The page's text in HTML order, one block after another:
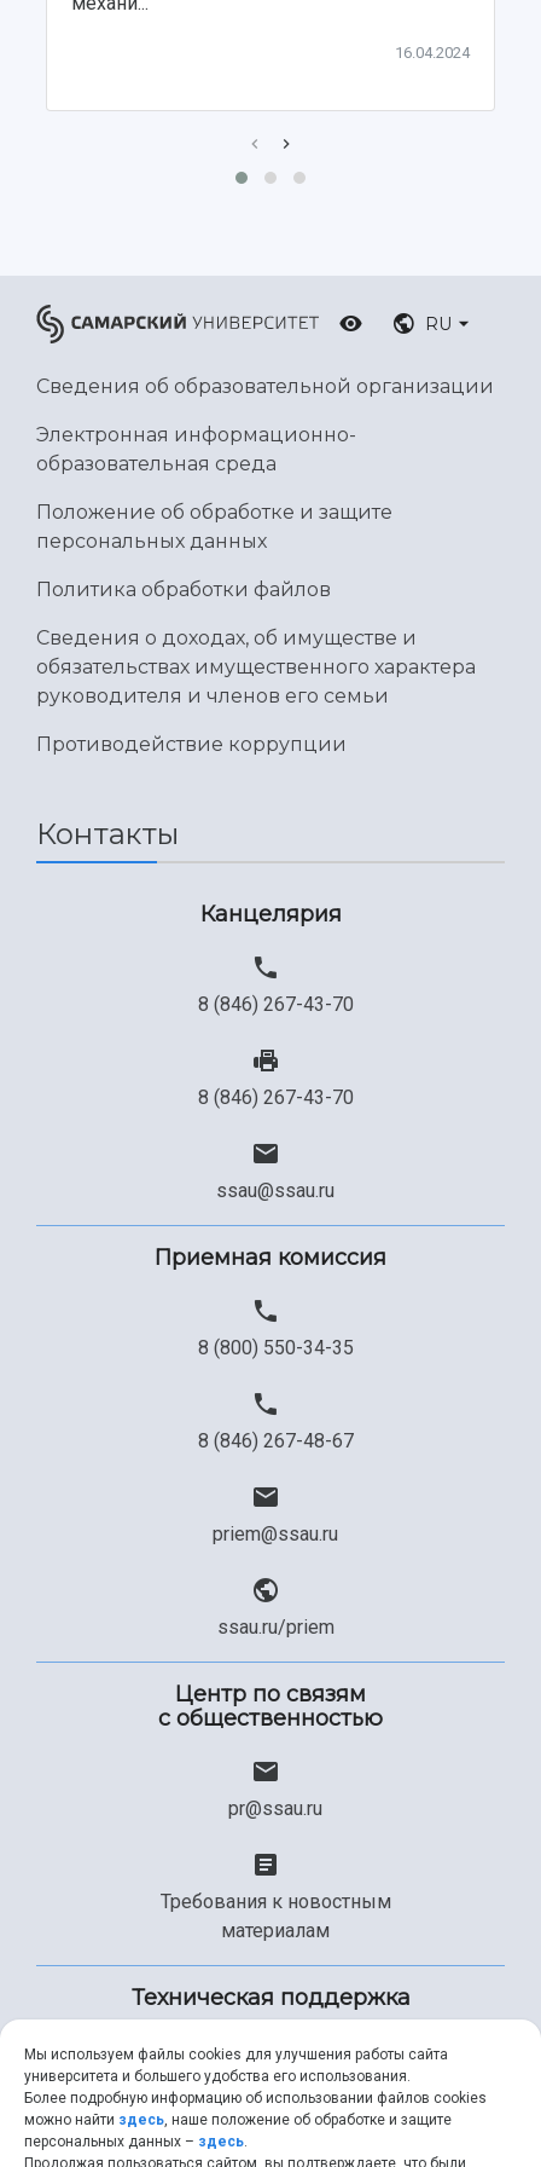
Официальные документы
16.04.2024
RU
Сведения об образовательной организации
Электронная информационно-
образовательная среда
Положение об обработке и защите
персональных данных
Политика обработки файлов
Сведения о доходах, об имуществе и
обязательствах имущественного характера
руководителя и членов его семьи
Противодействие коррупции
Контакты
Канцелярия
8 (846) 267-43-70
8 (846) 267-43-70
ssau@ssau.ru
Приемная комиссия
8 (800) 550-34-35
8 (846) 267-48-67
priem@ssau.ru
ssau.ru/priem
Центр по связям
с общественностью
pr@ssau.ru
Требования к новостным
материалам
Техническая поддержка
+7 (846) 267-49-99
Мы используем файлы cookies для улучшения работы сайта
университета и большего удобства его использования.
Более подробную информацию об использовании файлов cookies
можно найти здесь, наше положение об обработке и защите
персональных данных – здесь.
Продолжая пользоваться сайтом, вы подтверждаете, что были